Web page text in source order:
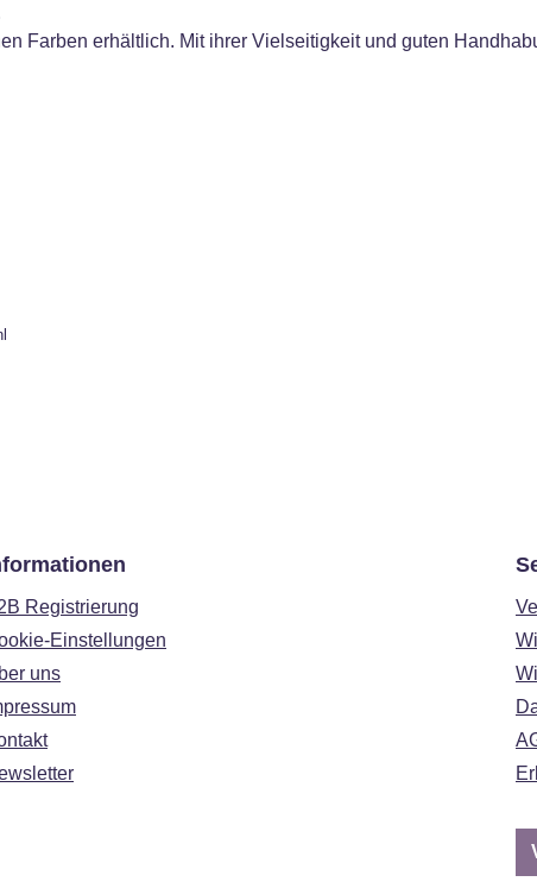
Farben erhältlich. Mit ihrer Vielseitigkeit und guten
Registrierung
Einstellungen
uns